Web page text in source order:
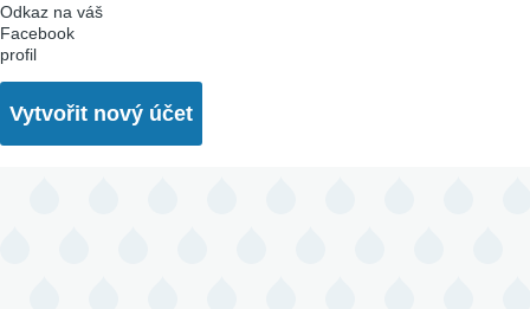
Odkaz na váš
Facebook
profil